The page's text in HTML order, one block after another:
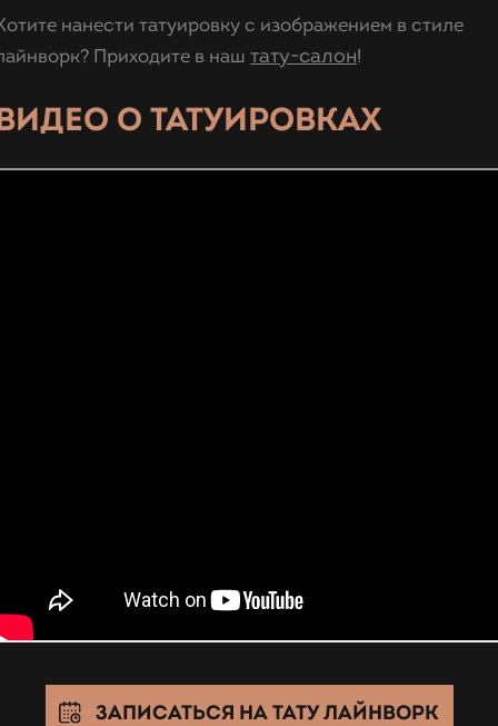
нанести татуировку с изображением в стиле
Приходите в наш тату-салон!
О ТАТУИРОВКАХ
ЗАПИСАТЬСЯ НА ТАТУ ЛАЙНВОРК